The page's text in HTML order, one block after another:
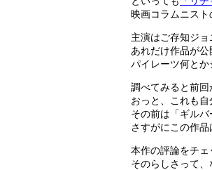
映画コラムニスト
主演はご存知ジョ
あれだけ作品が公
パイレーツ何とか
調べてみると前回
おっと、これも自
その前は「ギルバ
さすがにこの作品
本作の評論をチェ
そのらしさって、